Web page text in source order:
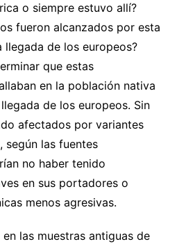
o siempre estuvo allí?
fueron alcanzados por esta
de los europeos?
que estas
en la población nativa
de los europeos. Sin
afectados por variantes
según las fuentes
no haber tenido
en sus portadores o
menos agresivas.
las muestras antiguas de